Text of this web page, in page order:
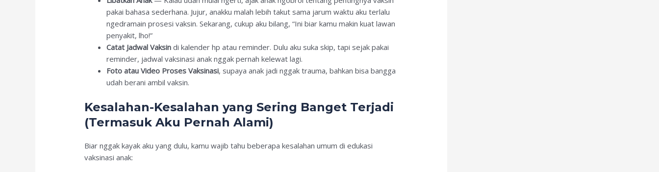
pakai bahasa sederhana. Jujur, anakku malah lebih takut sama jarum waktu aku terlalu
ngedramain prosesi vaksin. Sekarang, cukup aku bilang, “Ini biar kamu makin kuat lawan
penyakit, lho!”
Catat Jadwal Vaksin di kalender hp atau reminder. Dulu aku suka skip, tapi sejak pakai
reminder, jadwal vaksinasi anak nggak pernah kelewat lagi.
Foto atau Video Proses Vaksinasi, supaya anak jadi nggak trauma, bahkan bisa bangga
udah berani ambil vaksin.
Kesalahan-Kesalahan yang Sering Banget Terjadi
(Termasuk Aku Pernah Alami)
Biar nggak kayak aku yang dulu, kamu wajib tahu beberapa kesalahan umum di edukasi
vaksinasi anak: